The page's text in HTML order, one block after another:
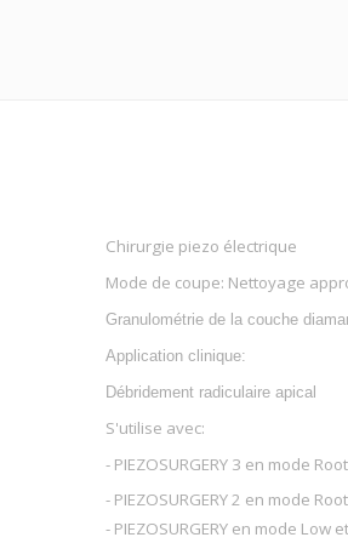
Chirurgie piezo électrique
Mode de coupe: Nettoyage
Granulométrie de la couche
Application clinique:
Débridement radiculaire apical
S'utilise avec:
- PIEZOSURGERY 3 en mode
- PIEZOSURGERY 2 en mode
- PIEZOSURGERY en mode Low